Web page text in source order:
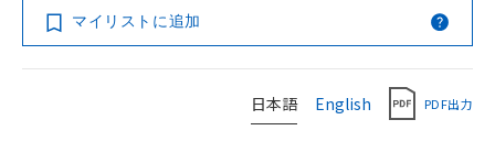
マイリストに追加
日本語 English PDF出力